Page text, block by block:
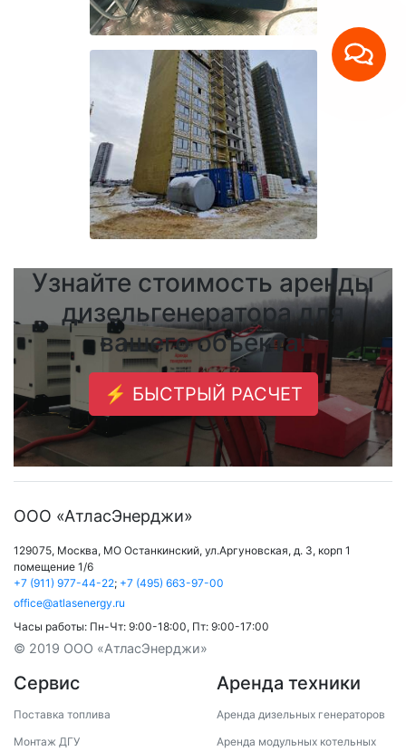
Узнайте стоимость аренды
дизельгенератора для
вашего объекта!
⚡ БЫСТРЫЙ РАСЧЕТ
ООО «АтласЭнерджи»
129075, Москва, МО Останкинский, ул.Аргуновская, д. 3, корп 1
помещение 1/6
+7 (911) 977-44-22; +7 (495) 663-97-00
office@atlasenergy.ru
Часы работы: Пн-Чт: 9:00-18:00, Пт: 9:00-17:00
© 2019 ООО «АтласЭнерджи»
Сервис
Поставка топлива
Монтаж ДГУ
Аренда техники
Аренда дизельных генераторов
Аренда модульных котельных